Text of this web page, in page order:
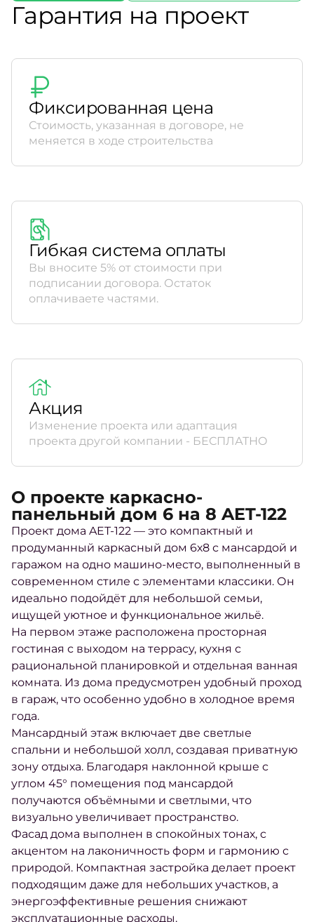
Гарантия на проект
Фиксированная цена
Стоимость, указанная в договоре, не
меняется в ходе строительства
Гибкая система оплаты
Вы вносите 5% от стоимости при
подписании договора. Остаток
оплачиваете частями.
Акция
Изменение проекта или адаптация
проекта другой компании - БЕСПЛАТНО
О проекте каркасно-
панельный дом 6 на 8 AET-122
Проект дома AET-122 — это компактный и
продуманный каркасный дом 6х8 с мансардой и
гаражом на одно машино-место, выполненный в
современном стиле с элементами классики. Он
идеально подойдёт для небольшой семьи,
ищущей уютное и функциональное жильё.
На первом этаже расположена просторная
гостиная с выходом на террасу, кухня с
рациональной планировкой и отдельная ванная
комната. Из дома предусмотрен удобный проход
в гараж, что особенно удобно в холодное время
года.
Мансардный этаж включает две светлые
спальни и небольшой холл, создавая приватную
зону отдыха. Благодаря наклонной крыше с
углом 45° помещения под мансардой
получаются объёмными и светлыми, что
визуально увеличивает пространство.
Фасад дома выполнен в спокойных тонах, с
акцентом на лаконичность форм и гармонию с
природой. Компактная застройка делает проект
подходящим даже для небольших участков, а
энергоэффективные решения снижают
эксплуатационные расходы.